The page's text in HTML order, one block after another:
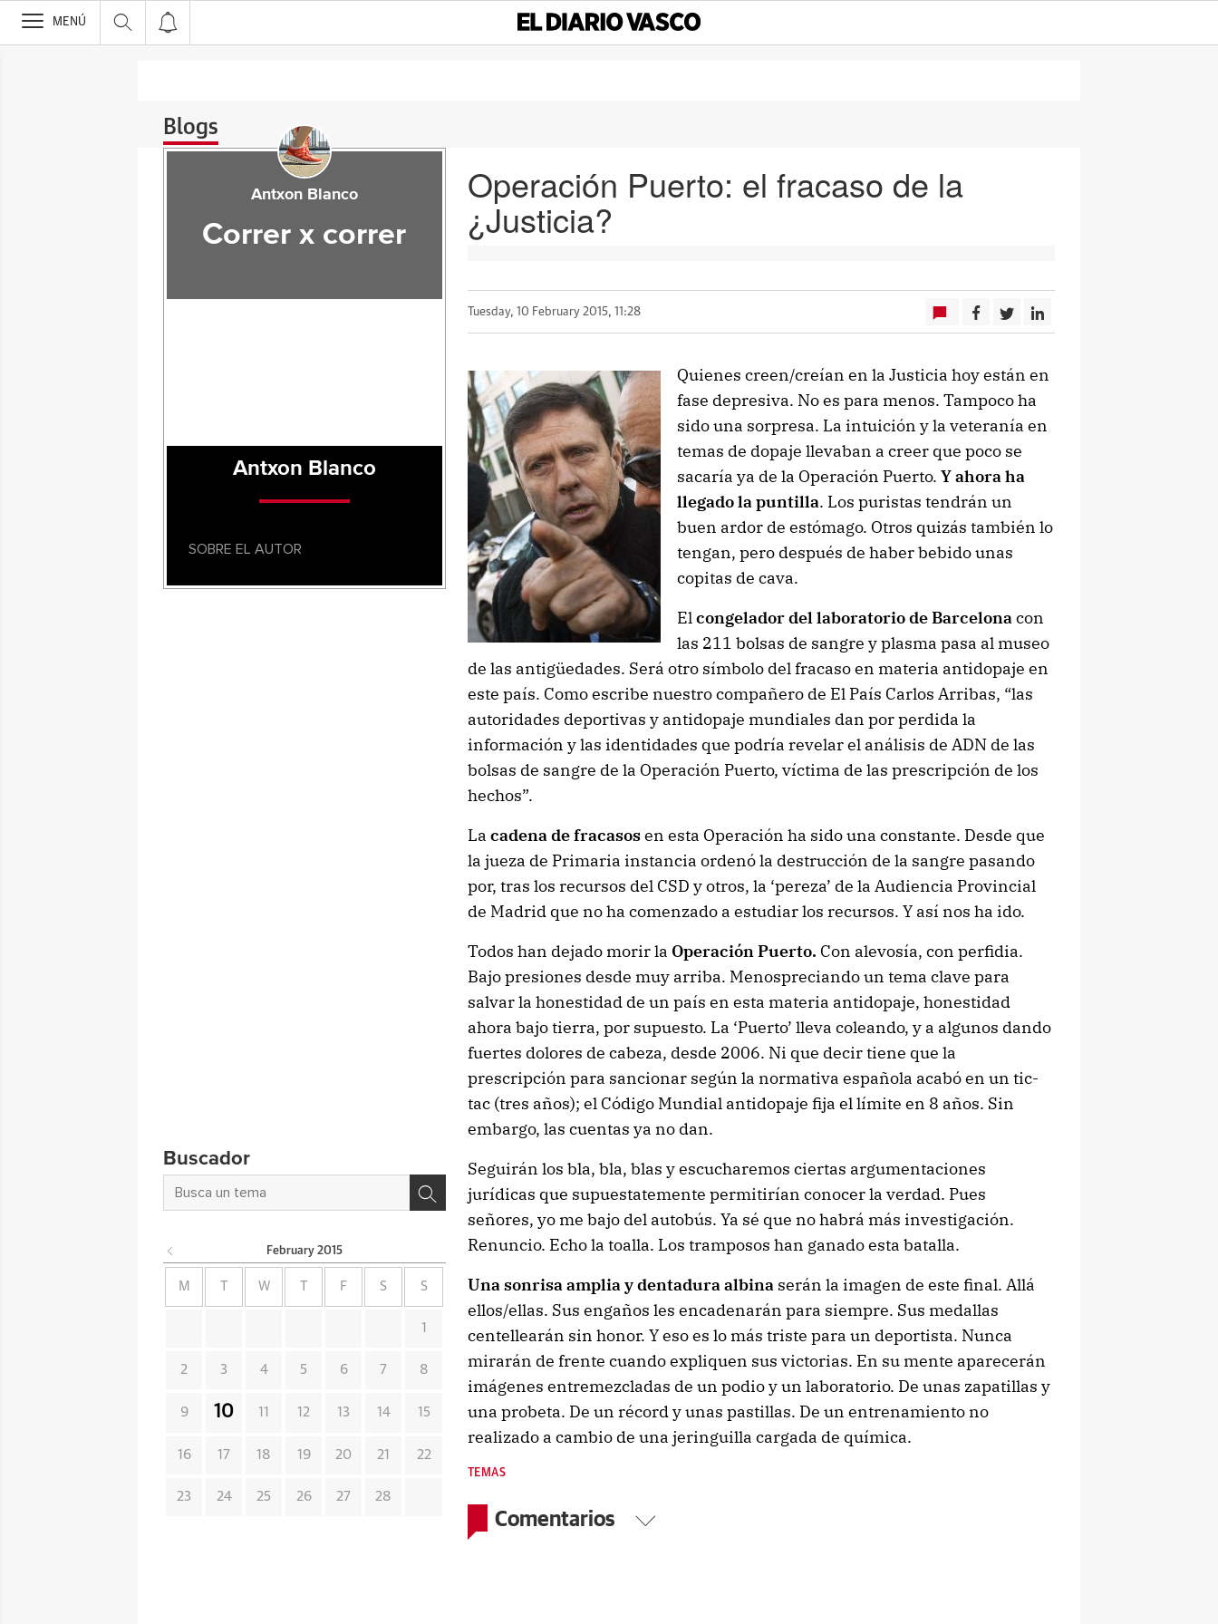
>
MENÚ
Blogs
Operación Puerto: el fracaso de la
¿Justicia?
Tuesday, 10 February 2015, 11:28
Quienes creen/creían en la Justicia hoy están en
fase depresiva. No es para menos. Tampoco ha
sido una sorpresa. La intuición y la veteranía en
temas de dopaje llevaban a creer que poco se
sacaría ya de la Operación Puerto. Y ahora ha
llegado la puntilla. Los puristas tendrán un
buen ardor de estómago. Otros quizás también lo
tengan, pero después de haber bebido unas
copitas de cava.
Elcongelador del laboratorio de Barcelonacon
las 211 bolsas de sangre y plasma pasa al museo
de las antigüedades. Será otro símbolo del fracaso en materia antidopaje en
este país. Como escribe nuestro compañero de El País Carlos Arribas, “las
autoridades deportivas y antidopaje mundiales dan por perdida la
información y las identidades que podría revelar el análisis de ADN de las
bolsas de sangre de la Operación Puerto, víctima de las prescripción de los
hechos”.
La cadena de fracasosen esta Operación ha sido una constante. Desde que
la jueza de Primaria instancia ordenó la destrucción de la sangre pasando
por, tras los recursos del CSD y otros, la ‘pereza’ de la Audiencia Provincial
de Madrid que no ha comenzado a estudiar los recursos. Y así nos ha ido.
Todos han dejado morir la Operación Puerto. Con alevosía, con perfidia.
Bajo presiones desde muy arriba. Menospreciando un tema clave para
salvar la honestidad de un país en esta materia antidopaje, honestidad
ahora bajo tierra, por supuesto. La ‘Puerto’ lleva coleando, y a algunos dando
fuertes dolores de cabeza, desde 2006. Ni que decir tiene que la
prescripción para sancionar según la normativa española acabó en un tic-
tac (tres años); el Código Mundial antidopaje fija el límite en 8 años. Sin
embargo, las cuentas ya no dan.
Seguirán los bla, bla, blas y escucharemos ciertas argumentaciones
jurídicas que supuestatemente permitirían conocer la verdad. Pues
señores, yo me bajo del autobús. Ya sé que no habrá más investigación.
Renuncio. Echo la toalla. Los tramposos han ganado esta batalla.
Una sonrisa amplia y dentadura albinaserán la imagen de este final. Allá
ellos/ellas. Sus engaños les encadenarán para siempre. Sus medallas
centellearán sin honor. Y eso es lo más triste para un deportista. Nunca
mirarán de frente cuando expliquen sus victorias. En su mente aparecerán
imágenes entremezcladas de un podio y un laboratorio. De unas zapatillas y
una probeta. De un récord y unas pastillas. De un entrenamiento no
realizado a cambio de una jeringuilla cargada de química.
TEMAS
Comentarios
Antxon Blanco
Correr x correr
Antxon Blanco
SOBRE EL AUTOR
Buscador
February 2015
M W F S S
1
2 3 4 5 6 7 8
9 10 11 12 13 14 15
16 17 18 19 20 21 22
23 24 25 26 27 28